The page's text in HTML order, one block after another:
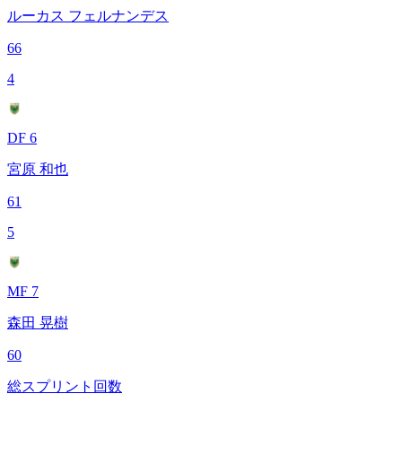
ルーカス フェルナンデス
66
4
DF 6
宮原 和也
61
5
MF 7
森田 晃樹
60
総スプリント回数